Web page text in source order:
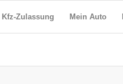
Kfz-Zulassung Mein Auto